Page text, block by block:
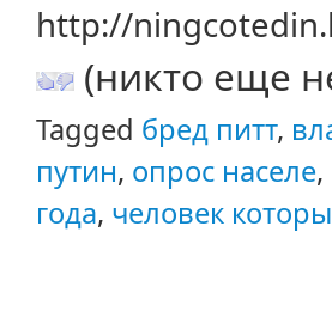
http://
(никто еще
Tagged бред питт,
путин, опрос населе,
года, человек